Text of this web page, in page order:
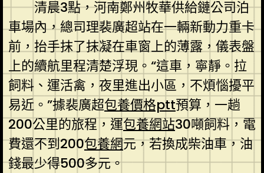
清晨3點，河南鄭州牧華供給鏈公司泊
車場內，總司理裴廣超站在一輛新動力重卡
前，抬手抹了抹凝在車窗上的薄露，儀表盤
上的續航里程清楚浮現。“這車，寧靜。拉
飼料、運活禽，夜里進出小區，不煩惱擾平
易近。”據裴廣超包養價格ptt預算，一趟
200公里的旅程，運包養網站30噸飼料，電
費還不到200包養網元，若換成柴油車，油
錢最少得500多元。